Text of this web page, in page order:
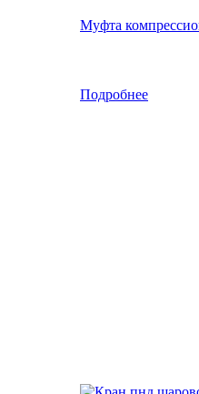
Муфта
Подробнее